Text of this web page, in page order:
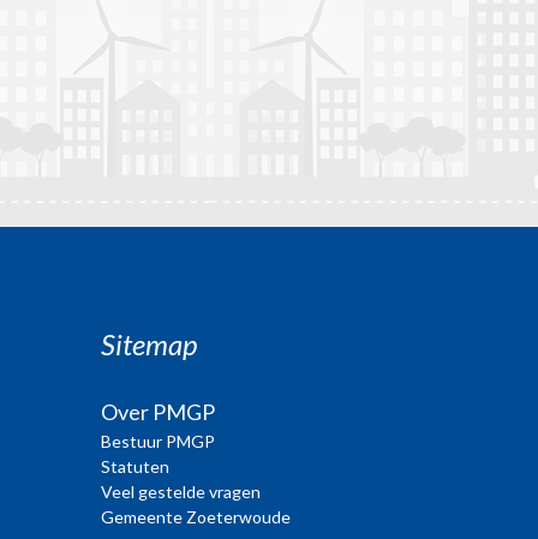
Sitemap
Over PMGP
Bestuur PMGP
Statuten
Veel gestelde vragen
Gemeente Zoeterwoude